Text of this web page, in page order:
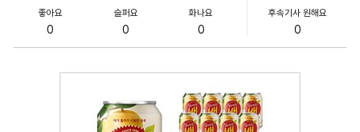
좋아요
0
슬퍼요
0
화나요
0
후속기사 원해요
0